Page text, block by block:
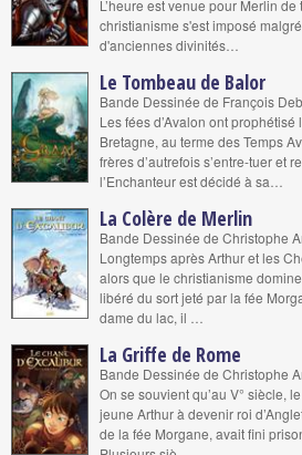
L’heure est venue pour Merlin
christianisme s'est imposé
d'anciennes divinités…
Le Tombeau de Balor
Bande Dessinée de François
Les fées d’Avalon ont
Bretagne, au terme des Temps
frères d’autrefois s’entre-tuer et
l’Enchanteur est décidé à sa…
La Colère de Merlin
Bande Dessinée de Christophe
Longtemps après Arthur et les
alors que le christianisme
libéré du sort jeté par la fée
dame du lac, il …
La Griffe de Rome
Bande Dessinée de Christophe
On se souvient qu’au V° siècle,
jeune Arthur à devenir roi
de la fée Morgane, avait fini